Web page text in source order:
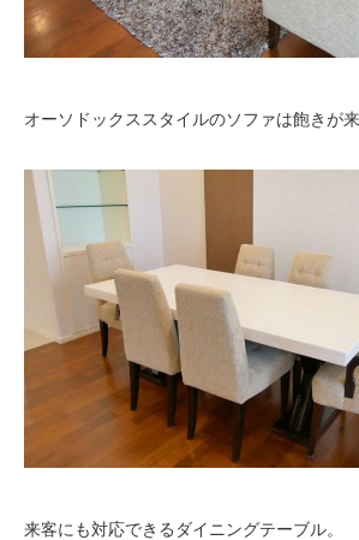
オーソドックススタイルのソファは飽きが来
来客にも対応できるダイニングテーブル。